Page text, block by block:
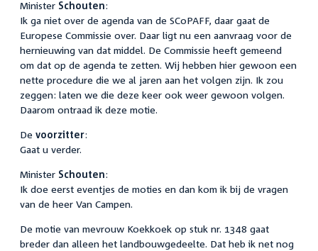
Minister Schouten:
Ik ga niet over de agenda van de SCoPAFF, daar gaat de
Europese Commissie over. Daar ligt nu een aanvraag voor de
hernieuwing van dat middel. De Commissie heeft gemeend
om dat op de agenda te zetten. Wij hebben hier gewoon een
nette procedure die we al jaren aan het volgen zijn. Ik zou
zeggen: laten we die deze keer ook weer gewoon volgen.
Daarom ontraad ik deze motie.
De voorzitter:
Gaat u verder.
Minister Schouten:
Ik doe eerst eventjes de moties en dan kom ik bij de vragen
van de heer Van Campen.
De motie van mevrouw Koekkoek op stuk nr. 1348 gaat
breder dan alleen het landbouwgedeelte. Dat heb ik net nog